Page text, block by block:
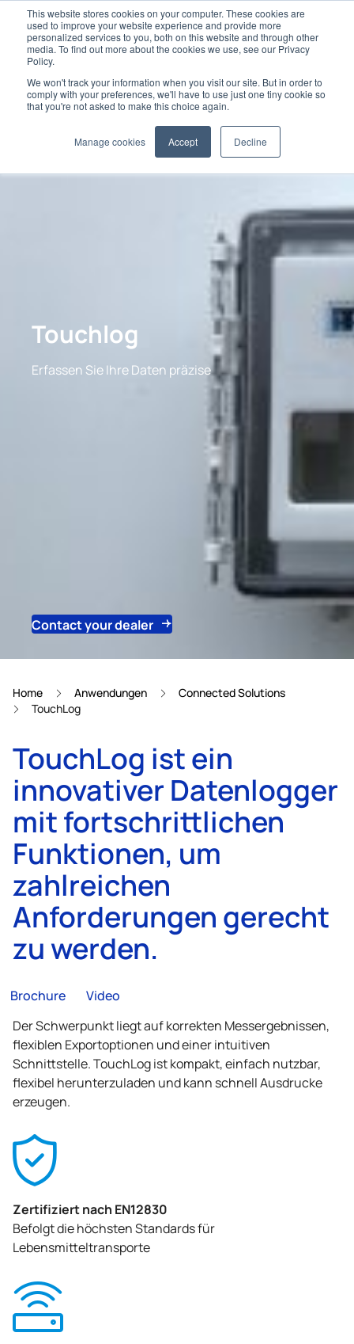
This website stores cookies on your computer. These cookies are
used to improve your website experience and provide more
personalized services to you, both on this website and through other
media. To find out more about the cookies we use, see our Privacy
Policy.
We won't track your information when you visit our site. But in order to
comply with your preferences, we'll have to use just one tiny cookie so
that you're not asked to make this choice again.
Manage cookies Accept Decline
Contact your dealer
Touchlog
Erfassen Sie Ihre Daten präzise
Home Anwendungen
Connected Solutions
TouchLog
TouchLog ist ein
innovativer Datenlogger
mit fortschrittlichen
Funktionen, um
zahlreichen
Anforderungen gerecht
zu werden.
Brochure Video
Der Schwerpunkt liegt auf korrekten Messergebnissen,
flexiblen Exportoptionen und einer intuitiven
Schnittstelle. TouchLog ist kompakt, einfach nutzbar,
flexibel herunterzuladen und kann schnell Ausdrucke
erzeugen.
Zertifiziert nach EN12830
Befolgt die höchsten Standards für
Lebensmitteltransporte